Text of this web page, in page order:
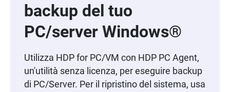
backup del tuo
PC/server Windows®
Utilizza HDP for PC/VM con HDP PC Agent,
un'utilità senza licenza, per eseguire backup
di PC/Server. Per il ripristino del sistema, usa